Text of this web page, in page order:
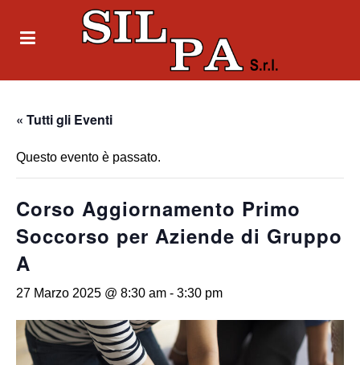
« Tutti gli Eventi
Questo evento è passato.
Corso Aggiornamento Primo
Soccorso per Aziende di Gruppo
A
27 Marzo 2025 @ 8:30 am - 3:30 pm